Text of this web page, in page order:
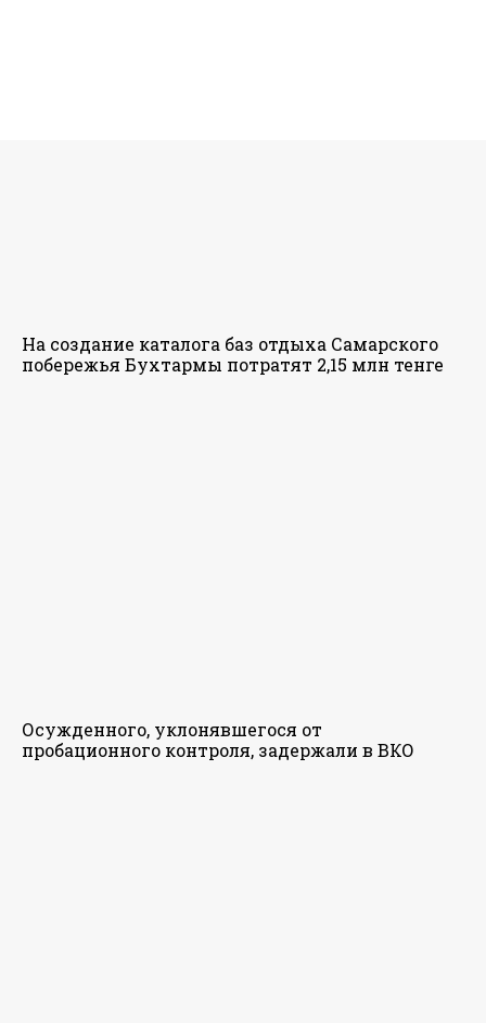
На создание каталога баз отдыха Самарского
побережья Бухтармы потратят 2,15 млн тенге
Осужденного, уклонявшегося от
пробационного контроля, задержали в ВКО